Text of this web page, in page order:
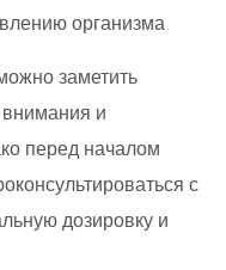
организма
заметить
и
перед началом
с
дозировку и